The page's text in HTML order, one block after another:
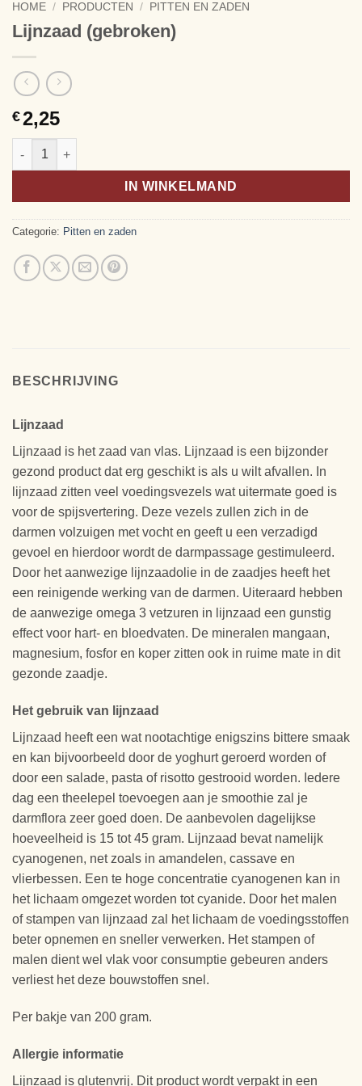
HOME / PRODUCTEN / PITTEN EN ZADEN
Lijnzaad (gebroken)
€2,25
Lijnzaad (gebroken) aantal
IN WINKELMAND
Alternative:
Categorie: Pitten en zaden
BESCHRIJVING
Lijnzaad
Lijnzaad is het zaad van vlas. Lijnzaad is een bijzonder
gezond product dat erg geschikt is als u wilt afvallen. In
lijnzaad zitten veel voedingsvezels wat uitermate goed is
voor de spijsvertering. Deze vezels zullen zich in de
darmen volzuigen met vocht en geeft u een verzadigd
gevoel en hierdoor wordt de darmpassage gestimuleerd.
Door het aanwezige lijnzaadolie in de zaadjes heeft het
een reinigende werking van de darmen. Uiteraard hebben
de aanwezige omega 3 vetzuren in lijnzaad een gunstig
effect voor hart- en bloedvaten. De mineralen mangaan,
magnesium, fosfor en koper zitten ook in ruime mate in dit
gezonde zaadje.
Het gebruik van lijnzaad
Lijnzaad heeft een wat nootachtige enigszins bittere smaak
en kan bijvoorbeeld door de yoghurt geroerd worden of
door een salade, pasta of risotto gestrooid worden. Iedere
dag een theelepel toevoegen aan je smoothie zal je
darmflora zeer goed doen. De aanbevolen dagelijkse
hoeveelheid is 15 tot 45 gram. Lijnzaad bevat namelijk
cyanogenen, net zoals in amandelen, cassave en
vlierbessen. Een te hoge concentratie cyanogenen kan in
het lichaam omgezet worden tot cyanide. Door het malen
of stampen van lijnzaad zal het lichaam de voedingsstoffen
beter opnemen en sneller verwerken. Het stampen of
malen dient wel vlak voor consumptie gebeuren anders
verliest het deze bouwstoffen snel.
Per bakje van 200 gram.
Allergie informatie
Lijnzaad is glutenvrij. Dit product wordt verpakt in een